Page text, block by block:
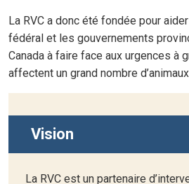
La RVC a donc été fondée pour
fédéral et les gouvernements
Canada à faire face aux urgences à
affectent un grand nombre
Vision
La RVC est un partenaire